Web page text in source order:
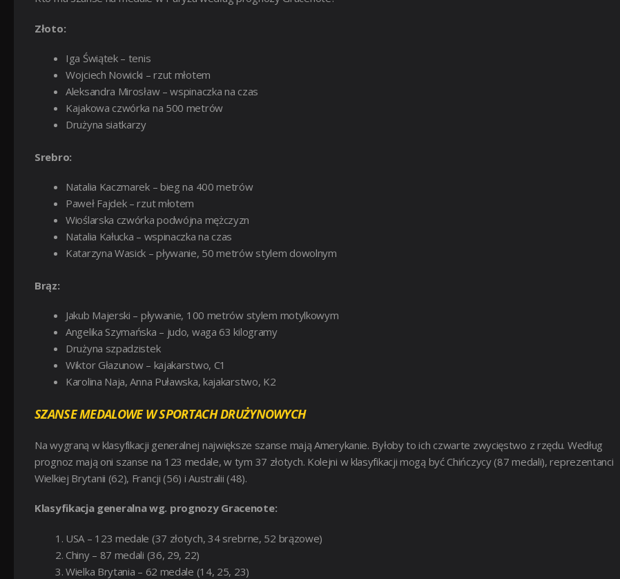
Złoto:
Iga Świątek – tenis
Wojciech Nowicki – rzut młotem
Aleksandra Mirosław – wspinaczka na czas
Kajakowa czwórka na 500 metrów
Drużyna siatkarzy
Srebro:
Natalia Kaczmarek – bieg na 400 metrów
Paweł Fajdek – rzut młotem
Wioślarska czwórka podwójna mężczyzn
Natalia Kałucka – wspinaczka na czas
Katarzyna Wasick – pływanie, 50 metrów stylem dowolnym
Brąz:
Jakub Majerski – pływanie, 100 metrów stylem motylkowym
Angelika Szymańska – judo, waga 63 kilogramy
Drużyna szpadzistek
Wiktor Głazunow – kajakarstwo, C1
Karolina Naja, Anna Puławska, kajakarstwo, K2
SZANSE MEDALOWE W SPORTACH DRUŻYNOWYCH
Na wygraną w klasyfikacji generalnej największe szanse mają Amerykanie. Byłoby to ich czwarte zwycięstwo z rzędu. Według
prognoz mają oni szanse na 123 medale, w tym 37 złotych. Kolejni w klasyfikacji mogą być Chińczycy (87 medali), reprezentanci
Wielkiej Brytanii (62), Francji (56) i Australii (48).
Klasyfikacja generalna wg. prognozy Gracenote:
USA – 123 medale (37 złotych, 34 srebrne, 52 brązowe)
Chiny – 87 medali (36, 29, 22)
Wielka Brytania – 62 medale (14, 25, 23)